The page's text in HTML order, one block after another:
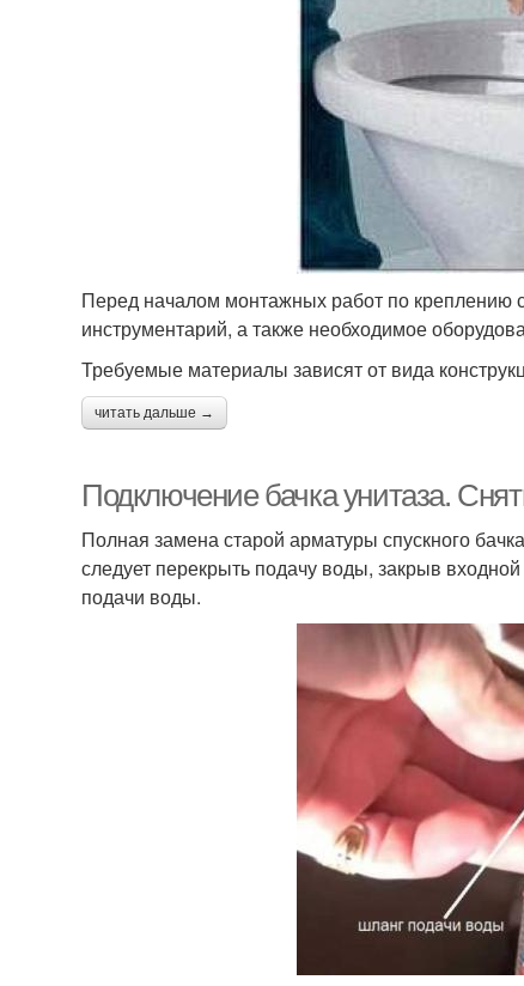
Перед началом монтажных работ по креплению
инструментарий, а также необходимое
Требуемые материалы зависят от вида
читать дальше →
Подключение бачка унитаза.
Полная замена старой арматуры спускного
следует перекрыть подачу воды, закрыв
подачи воды.